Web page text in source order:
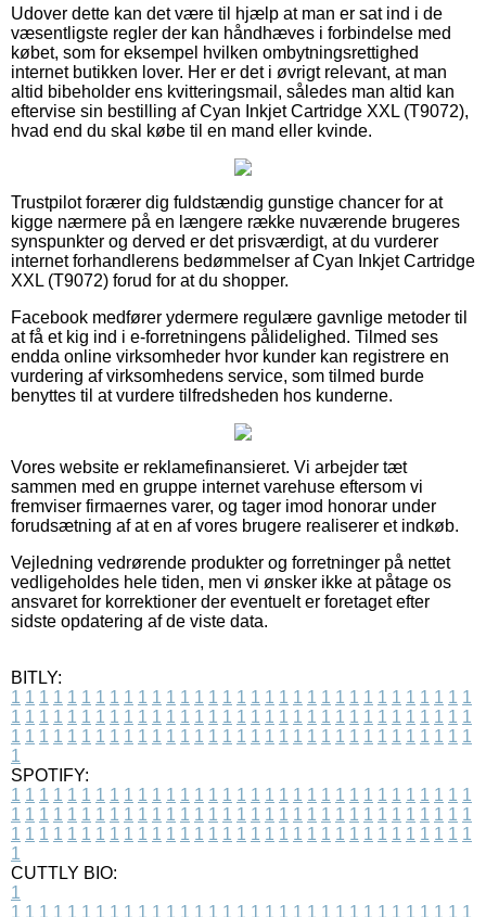
Udover dette kan det være til hjælp at man er sat ind i de
væsentligste regler der kan håndhæves i forbindelse med
købet, som for eksempel hvilken ombytningsrettighed
internet butikken lover. Her er det i øvrigt relevant, at man
altid bibeholder ens kvitteringsmail, således man altid kan
eftervise sin bestilling af Cyan Inkjet Cartridge XXL (T9072),
hvad end du skal købe til en mand eller kvinde.
Trustpilot forærer dig fuldstændig gunstige chancer for at
kigge nærmere på en længere række nuværende brugeres
synspunkter og derved er det prisværdigt, at du vurderer
internet forhandlerens bedømmelser af Cyan Inkjet Cartridge
XXL (T9072) forud for at du shopper.
Facebook medfører ydermere regulære gavnlige metoder til
at få et kig ind i e-forretningens pålidelighed. Tilmed ses
endda online virksomheder hvor kunder kan registrere en
vurdering af virksomhedens service, som tilmed burde
benyttes til at vurdere tilfredsheden hos kunderne.
Vores website er reklamefinansieret. Vi arbejder tæt
sammen med en gruppe internet varehuse eftersom vi
fremviser firmaernes varer, og tager imod honorar under
forudsætning af at en af vores brugere realiserer et indkøb.
Vejledning vedrørende produkter og forretninger på nettet
vedligeholdes hele tiden, men vi ønsker ikke at påtage os
ansvaret for korrektioner der eventuelt er foretaget efter
sidste opdatering af de viste data.
BITLY:
1 1 1 1 1 1 1 1 1 1 1 1 1 1 1 1 1 1 1 1 1 1 1 1 1 1 1 1 1 1 1 1 1
1 1 1 1 1 1 1 1 1 1 1 1 1 1 1 1 1 1 1 1 1 1 1 1 1 1 1 1 1 1 1 1 1
1 1 1 1 1 1 1 1 1 1 1 1 1 1 1 1 1 1 1 1 1 1 1 1 1 1 1 1 1 1 1 1 1
1
SPOTIFY:
1 1 1 1 1 1 1 1 1 1 1 1 1 1 1 1 1 1 1 1 1 1 1 1 1 1 1 1 1 1 1 1 1
1 1 1 1 1 1 1 1 1 1 1 1 1 1 1 1 1 1 1 1 1 1 1 1 1 1 1 1 1 1 1 1 1
1 1 1 1 1 1 1 1 1 1 1 1 1 1 1 1 1 1 1 1 1 1 1 1 1 1 1 1 1 1 1 1 1
1
CUTTLY BIO:
1
1 1 1 1 1 1 1 1 1 1 1 1 1 1 1 1 1 1 1 1 1 1 1 1 1 1 1 1 1 1 1 1 1